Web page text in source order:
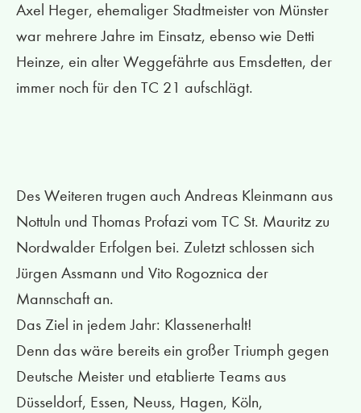
Axel Heger, ehemaliger Stadtmeister von Münster
war mehrere Jahre im Einsatz, ebenso wie Detti
Heinze, ein alter Weggefährte aus Emsdetten, der
immer noch für den TC 21 aufschlägt.
Des Weiteren trugen auch Andreas Kleinmann aus
Nottuln und Thomas Profazi vom TC St. Mauritz zu
Nordwalder Erfolgen bei. Zuletzt schlossen sich
Jürgen Assmann und Vito Rogoznica der
Mannschaft an.
Das Ziel in jedem Jahr: Klassenerhalt!
Denn das wäre bereits ein großer Triumph gegen
Deutsche Meister und etablierte Teams aus
Düsseldorf, Essen, Neuss, Hagen, Köln,